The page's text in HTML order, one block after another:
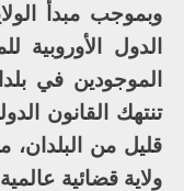
وبموجب مبدأ
الدول الأوروبية
الموجودين في
تنتهك القانون
قليل من البلدان،
ولاية قضائية